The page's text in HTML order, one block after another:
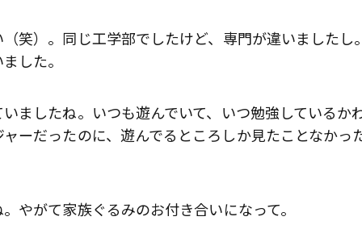
笑）。同じ工学部でしたけど、専門が違いましたし
した。
したね。いつも遊んでいて、いつ勉強しているか
ーだったのに、遊んでるところしか見たことなかっ
がて家族ぐるみのお付き合いになって。